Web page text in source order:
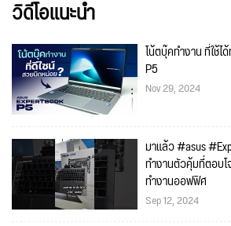
วิดีโอแนะนำ
โน้ตบุ๊คทำงาน ที่ใช้ไ
P5
Nov 29, 2024
มาแล้ว #asus
ทำงานตัวคุ้มที่ตอบ
ทำงานออฟฟิศ
Sep 12, 2024